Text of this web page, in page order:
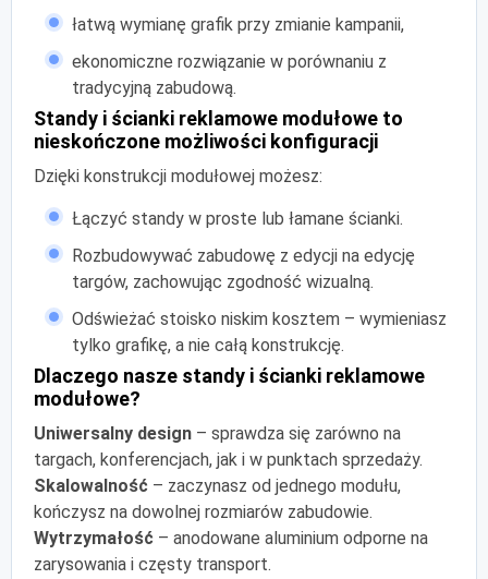
łatwą wymianę grafik przy zmianie kampanii,
ekonomiczne rozwiązanie w porównaniu z
tradycyjną zabudową.
Standy i ścianki reklamowe modułowe to
nieskończone możliwości konfiguracji
Dzięki konstrukcji modułowej możesz:
Łączyć standy w proste lub łamane ścianki.
Rozbudowywać zabudowę z edycji na edycję
targów, zachowując zgodność wizualną.
Odświeżać stoisko niskim kosztem – wymieniasz
tylko grafikę, a nie całą konstrukcję.
Dlaczego nasze standy i ścianki reklamowe
modułowe?
Uniwersalny design – sprawdza się zarówno na
targach, konferencjach, jak i w punktach sprzedaży.
Skalowalność – zaczynasz od jednego modułu,
kończysz na dowolnej rozmiarów zabudowie.
Wytrzymałość – anodowane aluminium odporne na
zarysowania i częsty transport.